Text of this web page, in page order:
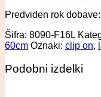
Predviden rok
Šifra: 8090-F16L
60cm Oznaki: clip on,
Podobni izdelki